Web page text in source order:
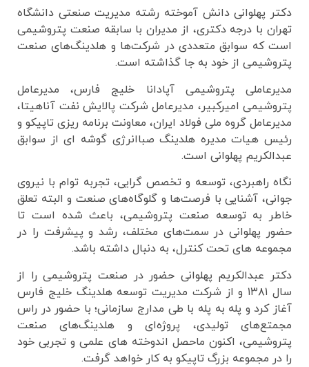
دکتر پهلوانی دانش آموخته رشته مدیریت صنعتی دانشگاه
تهران با درجه دکتری، از مدیران با سابقه صنعت پتروشیمی
است که سوابق متعددی در شرکت‌ها و هلدینگ‌های صنعت
پتروشیمی از خود به جا گذاشته است.
مدیرعاملی ‌پتروشیمی آپادانا خلیج فارس، مدیرعامل
پتروشیمی امیرکبیر، مدیرعامل شرکت پالایش نفت آناهیتا،
مدیرعامل گروه ملی فولاد ایران، معاونت برنامه ریزی تاپیکو و
رئیس هیات مدیره هلدینگ صباانرژی گوشه ای از سوابق
عبدالکریم پهلوانی است.
نگاه راهبردی، توسعه و تخصص گرایی، تجربه توام با نیروی
جوانی، آشنایی با فرصت‌ها و گلوگاه‌های صنعت و البته تعلق
خاطر به توسعه صنعت پتروشیمی، باعث شده است تا
حضور پهلوانی در سمت‌های مختلف، رشد و پیشرفت را در
مجموعه های تحت کنترل، به دنبال داشته باشد.
دکتر عبدالکریم پهلوانی حضور در صنعت پتروشیمی را از
سال ۱۳۸۱ و از شرکت مدیریت توسعه هلدینگ خلیج فارس
آغاز کرد و پله به پله با طی مدارج سازمانی؛ با حضور در راس
مجمتع‌های تولیدی، پروژه‌ای و هلدینگ‌های صنعت
پتروشیمی، اکنون ماحصل اندوخته های علمی و تجربی خود
را در مجموعه بزرگ تاپیکو به کار خواهد گرفت.